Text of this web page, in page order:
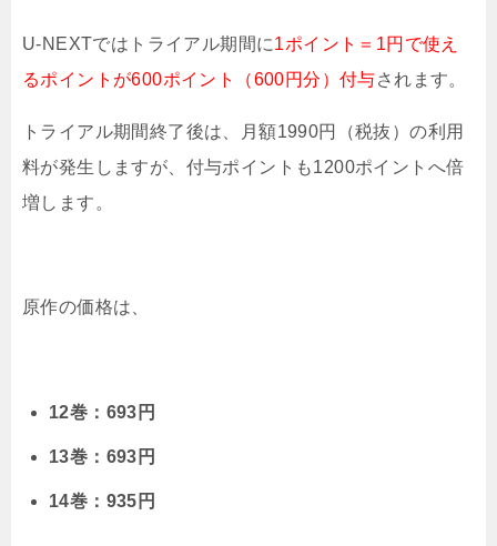
U-NEXTではトライアル期間に1ポイント＝1円で使え
るポイントが600ポイント（600円分）付与されます。
トライアル期間終了後は、月額1990円（税抜）の利用
料が発生しますが、付与ポイントも1200ポイントへ倍
増します。
原作の価格は、
12巻：693円
13巻：693円
14巻：935円